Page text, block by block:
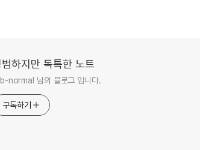
하지만 독특한 노트
normal 님의 블로그 입니다.
구독하기